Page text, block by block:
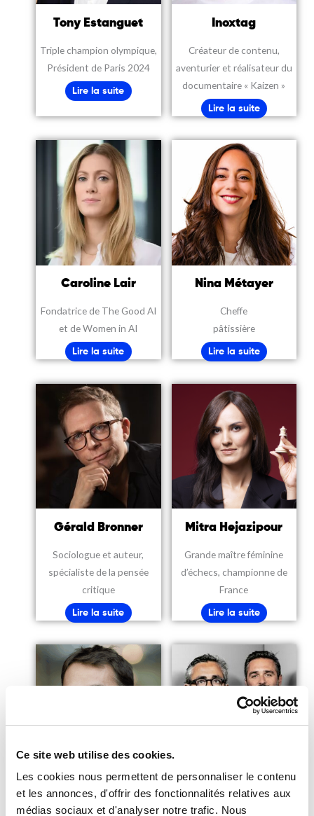
Ce site web utilise des cookies.
Les cookies nous permettent de personnaliser le contenu
et les annonces, d'offrir des fonctionnalités relatives aux
médias sociaux et d'analyser notre trafic. Nous
Tony Estanguet
Triple champion olympique,
Président de Paris 2024
Lire la suite
Inoxtag
Créateur de contenu,
aventurier et réalisateur du
documentaire « Kaizen »
Lire la suite
Caroline Lair
Fondatrice de The Good AI
et de Women in AI
Lire la suite
Nina Métayer
Cheffe
pâtissière
Lire la suite
Gérald Bronner
Sociologue et auteur,
spécialiste de la pensée
critique
Lire la suite
Mitra Hejazipour
Grande maître féminine
d’échecs, championne de
France
Lire la suite
Frédéric Mazzella
Olivier Nakache et
Éric Toledano